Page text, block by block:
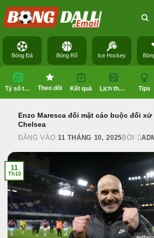
Bỏ
qua
nội
dung
Bóng Đá Bóng Rổ Ice Hockey
Tỷ số trực tuyến Theo dõi Kết quả Lịch thi đấu Tips
Enzo Maresca đối mặt cáo buộc đối
Chelsea
ĐĂNG VÀO 11 THÁNG 10, 2025 BỞI
11
Th10